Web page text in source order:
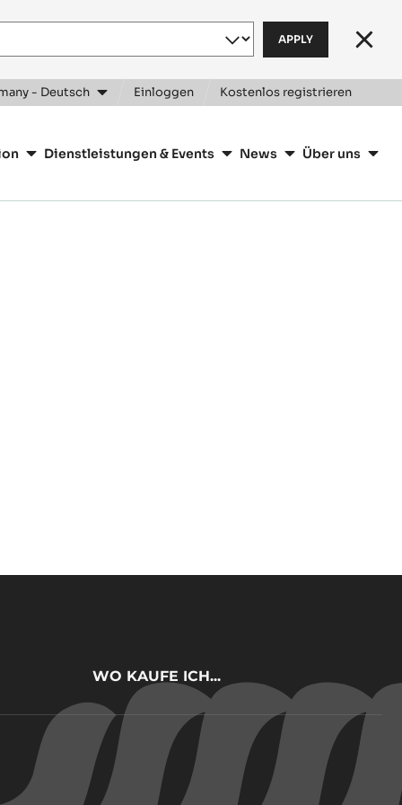
- Deutsch Einloggen Kostenlos registrieren
Dienstleistungen & Events News Über uns
WO KAUFE ICH...